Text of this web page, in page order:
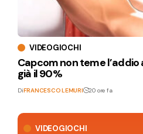
VIDEOGIOCHI
VIDEOGIOCHI
Capcom non teme l’addio
già il 90%
DiFRANCESCO LEMURI 20 ore fa